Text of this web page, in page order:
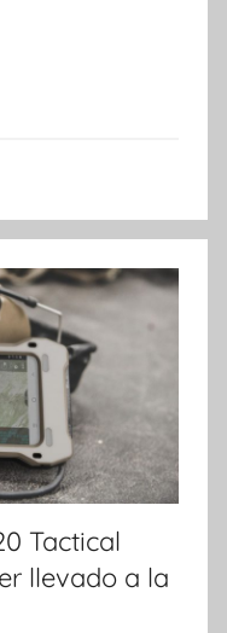
Tactical
llevado a la